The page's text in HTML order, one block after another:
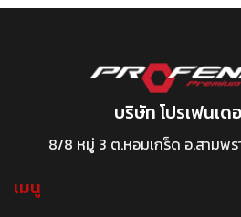
บริษัท โปรเฟนเด
8/8 หมู่ 3 ต.หอมเกร็ด อ.สามพร
เมนู